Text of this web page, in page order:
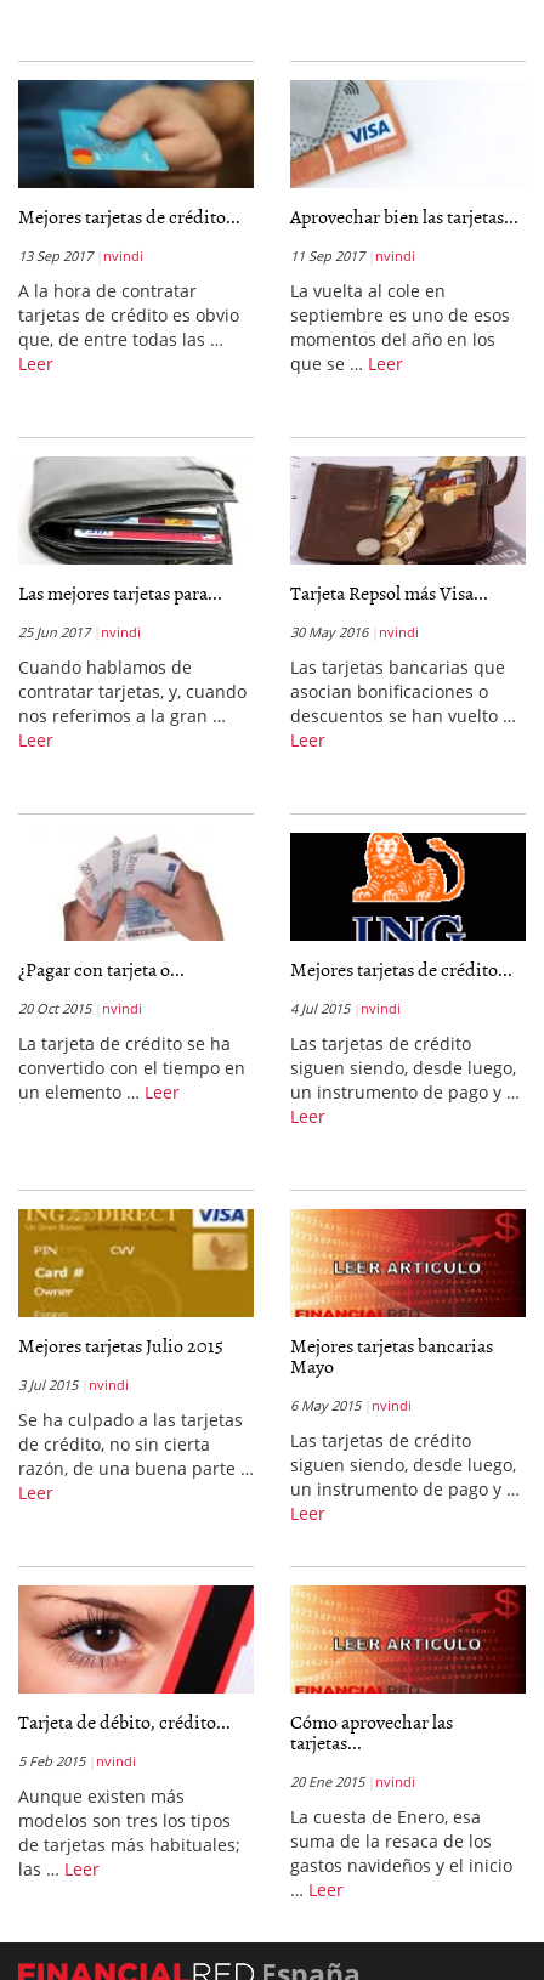
Mejores tarjetas de crédito...
13 Sep 2017 nvindi
A la hora de contratar
tarjetas de crédito es obvio
que, de entre todas las …
Leer
Aprovechar bien las tarjetas...
11 Sep 2017 nvindi
La vuelta al cole en
septiembre es uno de esos
momentos del año en los
que se … Leer
Las mejores tarjetas para...
25 Jun 2017 nvindi
Cuando hablamos de
contratar tarjetas, y, cuando
nos referimos a la gran …
Leer
Tarjeta Repsol más Visa...
30 May 2016 nvindi
Las tarjetas bancarias que
asocian bonificaciones o
descuentos se han vuelto …
Leer
¿Pagar con tarjeta o...
20 Oct 2015 nvindi
La tarjeta de crédito se ha
convertido con el tiempo en
un elemento … Leer
Mejores tarjetas de crédito...
4 Jul 2015 nvindi
Las tarjetas de crédito
siguen siendo, desde luego,
un instrumento de pago y …
Leer
Mejores tarjetas Julio 2015
3 Jul 2015 nvindi
Se ha culpado a las tarjetas
de crédito, no sin cierta
razón, de una buena parte …
Leer
Mejores tarjetas bancarias
Mayo
6 May 2015 nvindi
Las tarjetas de crédito
siguen siendo, desde luego,
un instrumento de pago y …
Leer
Tarjeta de débito, crédito...
5 Feb 2015 nvindi
Aunque existen más
modelos son tres los tipos
de tarjetas más habituales;
las … Leer
Cómo aprovechar las
tarjetas...
20 Ene 2015 nvindi
La cuesta de Enero, esa
suma de la resaca de los
gastos navideños y el inicio
… Leer